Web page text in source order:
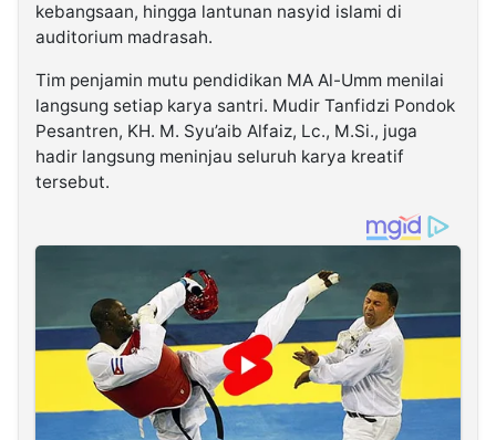
kebangsaan, hingga lantunan nasyid islami di
auditorium madrasah.
Tim penjamin mutu pendidikan MA Al-Umm menilai
langsung setiap karya santri. Mudir Tanfidzi Pondok
Pesantren, KH. M. Syu’aib Alfaiz, Lc., M.Si., juga
hadir langsung meninjau seluruh karya kreatif
tersebut.